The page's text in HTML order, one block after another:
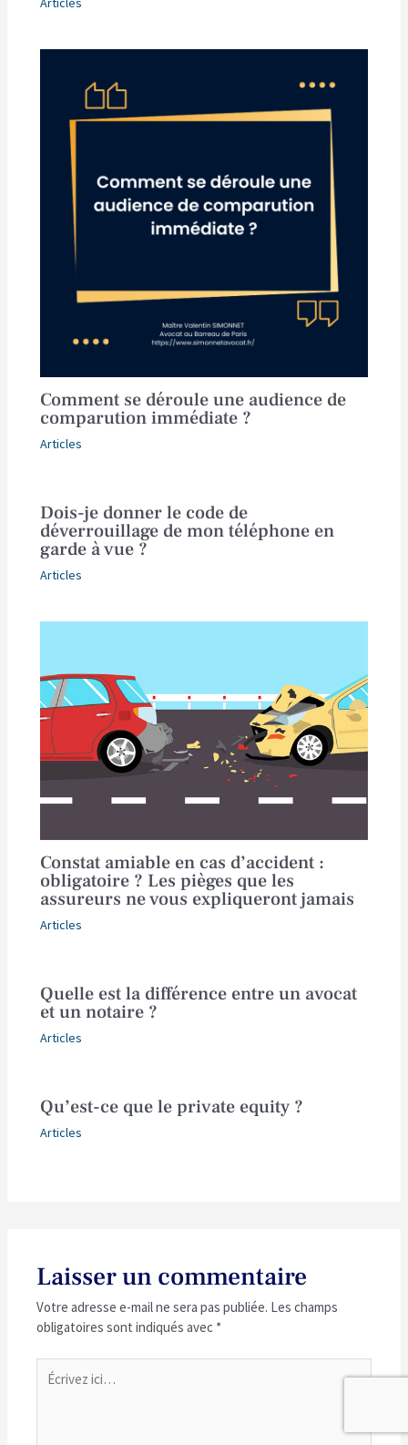
Comment se déroule une audience de
comparution immédiate ?
Articles
Dois-je donner le code de
déverrouillage de mon téléphone en
garde à vue ?
Articles
Constat amiable en cas d’accident :
obligatoire ? Les pièges que les
assureurs ne vous expliqueront jamais
Articles
Quelle est la différence entre un avocat
et un notaire ?
Articles
Qu’est-ce que le private equity ?
Articles
Laisser un commentaire
Votre adresse e-mail ne sera pas publiée. Les champs
obligatoires sont indiqués avec *
ici…